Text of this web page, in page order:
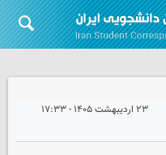
۲۳ اردیبهشت ۱۴۰۵ - ۱۷:۳۳